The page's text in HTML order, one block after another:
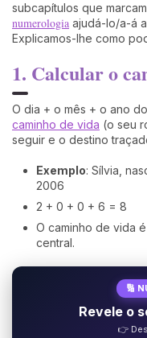
subcapítulos que
numerologia ajudá-lo/a-á
Explicamos-lhe como
1. Calcular o
O dia + o mês + o ano
caminho de vida (o seu
seguir e o destino
Exemplo: Sílvia,
2006
2 + 0 + 0 + 6 = 8
O caminho de vida
central.
🔢
Revele o
👉